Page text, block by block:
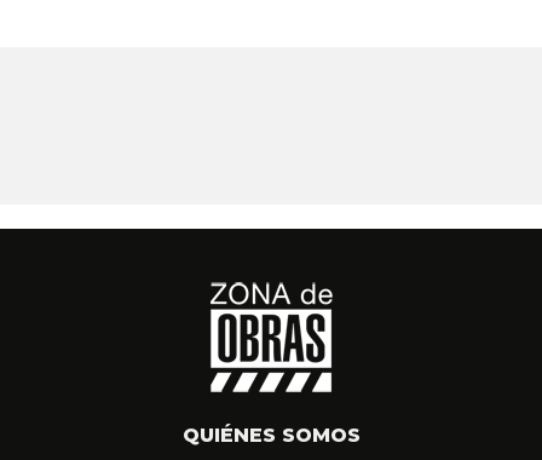
QUIÉNES SOMOS